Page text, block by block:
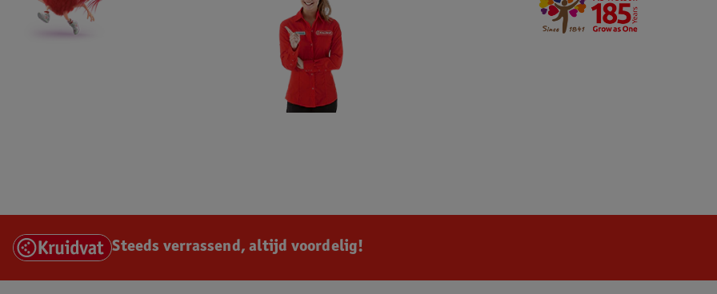
Steeds verrassend, altijd voordelig!